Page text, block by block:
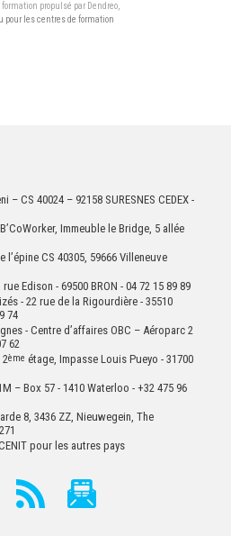
propulsé par Dendreo,
pour les centres de formation
– CS 40024 – 92158 SURESNES CEDEX -
Immeuble le Bridge, 5 allée
CS 40305, 59666 Villeneuve
Edison - 69500 BRON - 04 72 15 89 89
- 22 rue de la Rigourdière - 35510
74
- Centre d’affaires OBC – Aéroparc 2
62
2ème étage, Impasse Louis Pueyo - 31700
– Box 57 - 1410 Waterloo - +32 475 96
8, 3436 ZZ, Nieuwegein, The
pour les autres pays